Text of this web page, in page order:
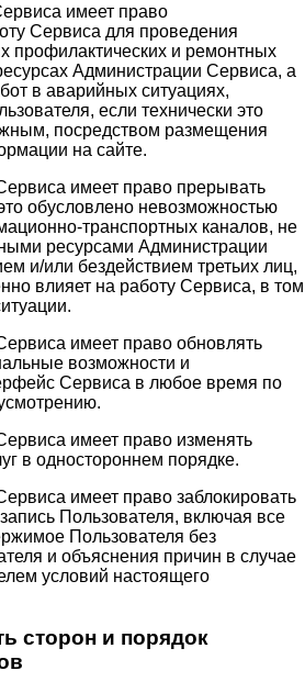
имеет право
Сервиса для проведения
профилактических и ремонтных
Администрации Сервиса, а
в аварийных ситуациях,
если технически это
посредством размещения
на сайте.
имеет право прерывать
обусловлено невозможностью
транспортных каналов, не
ресурсами Администрации
и/или бездействием третьих лиц,
влияет на работу Сервиса, в том
имеет право обновлять
возможности и
Сервиса в любое время по
имеет право изменять
в одностороннем порядке.
имеет право заблокировать
Пользователя, включая все
Пользователя без
и объяснения причин в случае
условий настоящего
сторон и порядок